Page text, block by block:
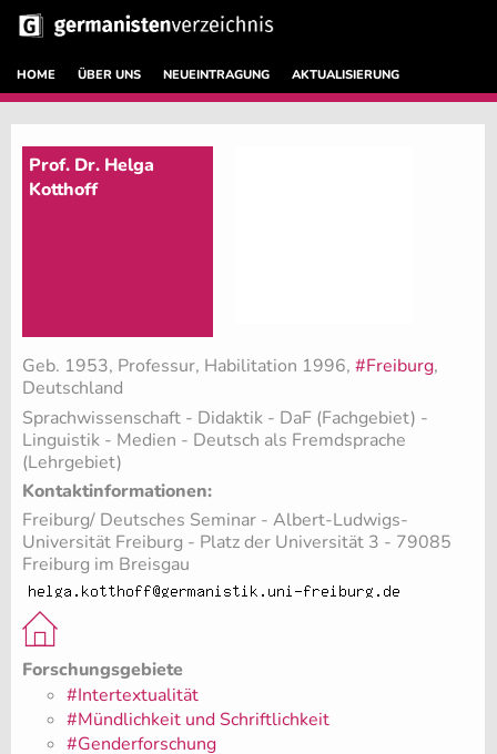
HOME ÜBER UNS NEUEINTRAGUNG AKTUALISIERUNG
Prof. Dr. Helga
Kotthoff
Geb. 1953, Professur, Habilitation 1996, #Freiburg,
Deutschland
Sprachwissenschaft - Didaktik - DaF (Fachgebiet) -
Linguistik - Medien - Deutsch als Fremdsprache
(Lehrgebiet)
Kontaktinformationen:
Freiburg/ Deutsches Seminar - Albert-Ludwigs-
Universität Freiburg - Platz der Universität 3 - 79085
Freiburg im Breisgau
Forschungsgebiete
#Intertextualität
#Mündlichkeit und Schriftlichkeit
#Genderforschung